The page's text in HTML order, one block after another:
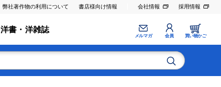
弊社著作物の利用について 書店様向け情報 会社情報 採用情報
洋書・洋雑誌
メルマガ 会員 買い物かご